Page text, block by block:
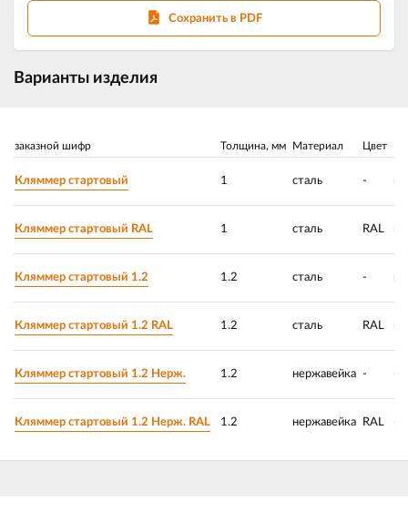
Сохранить в PDF
Варианты изделия
заказной шифр Толщина, мм Материал Цвет
Кляммер стартовый 1 сталь -
Кляммер стартовый RAL 1 сталь RAL
Кляммер стартовый 1.2 1.2 сталь -
Кляммер стартовый 1.2 RAL 1.2 сталь RAL
Кляммер стартовый 1.2 Нерж. 1.2 нержавейка - -
Кляммер стартовый 1.2 Нерж. RAL 1.2 нержавейка RAL -